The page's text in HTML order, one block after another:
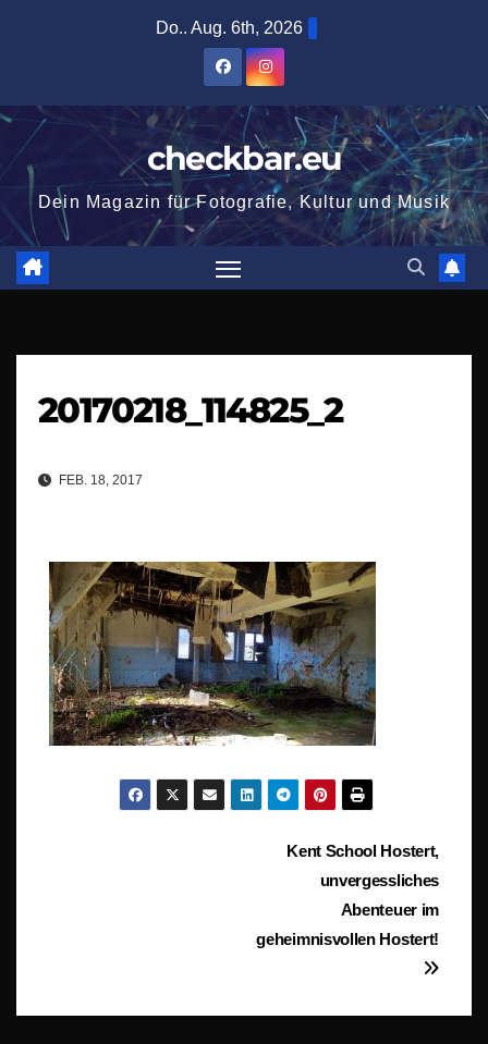
Do.. Aug. 6th, 2026
checkbar.eu
Dein Magazin für Fotografie, Kultur und Musik
20170218_114825_2
FEB. 18, 2017
BeitragsnavigationKent School Hostert,
unvergessliches
Abenteuer im
geheimnisvollen Hostert!